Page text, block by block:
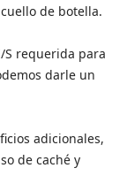
de botella.
S requerida para
darle un
adicionales,
de caché y